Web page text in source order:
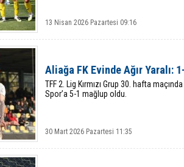
13 Nisan 2026 Pazartesi 09:16
Aliağa FK Evinde Ağır Yaralı:
TFF 2. Lig Kırmızı Grup 30. hafta
Spor’a 5-1 mağlup oldu.
30 Mart 2026 Pazartesi 11:35